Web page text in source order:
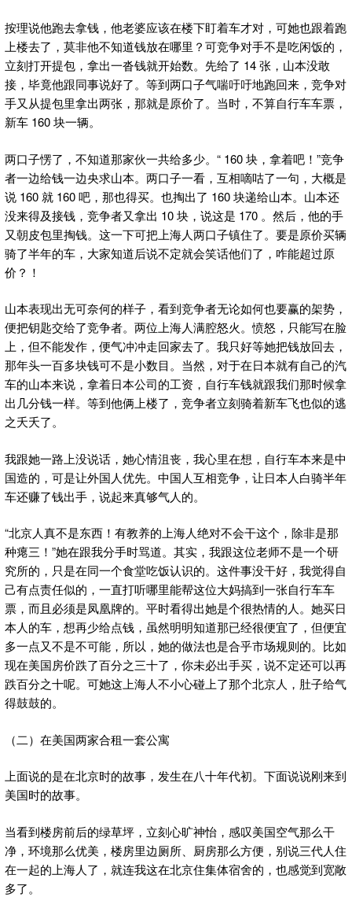
按理说他跑去拿钱，他老婆应该在楼下盯着车才对，可她也跟着跑
上楼去了，莫非他不知道钱放在哪里？可竞争对手不是吃闲饭的，
立刻打开提包，拿出一沓钱就开始数。先给了 14 张，山本没敢
接，毕竟他跟同事说好了。等到两口子气喘吁吁地跑回来，竞争对
手又从提包里拿出两张，那就是原价了。当时，不算自行车车票，
新车 160 块一辆。
两口子愣了，不知道那家伙一共给多少。“ 160 块，拿着吧！”竞争
者一边给钱一边央求山本。两口子一看，互相嘀咕了一句，大概是
说 160 就 160 吧，那也得买。也掏出了 160 块递给山本。山本还
没来得及接钱，竞争者又拿出 10 块，说这是 170 。然后，他的手
又朝皮包里掏钱。这一下可把上海人两口子镇住了。要是原价买辆
骑了半年的车，大家知道后说不定就会笑话他们了，咋能超过原
价？！
山本表现出无可奈何的样子，看到竞争者无论如何也要赢的架势，
便把钥匙交给了竞争者。两位上海人满腔怒火。愤怒，只能写在脸
上，但不能发作，便气冲冲走回家去了。我只好等她把钱放回去，
那年头一百多块钱可不是小数目。当然，对于在日本就有自己的汽
车的山本来说，拿着日本公司的工资，自行车钱就跟我们那时候拿
出几分钱一样。等到他俩上楼了，竞争者立刻骑着新车飞也似的逃
之夭夭了。
我跟她一路上没说话，她心情沮丧，我心里在想，自行车本来是中
国造的，可是让外国人优先。中国人互相竞争，让日本人白骑半年
车还赚了钱出手，说起来真够气人的。
“北京人真不是东西！有教养的上海人绝对不会干这个，除非是那
种瘪三！”她在跟我分手时骂道。其实，我跟这位老师不是一个研
究所的，只是在同一个食堂吃饭认识的。这件事没干好，我觉得自
己有点责任似的，一直打听哪里能帮这位大妈搞到一张自行车车
票，而且必须是凤凰牌的。平时看得出她是个很热情的人。她买日
本人的车，想再少给点钱，虽然明明知道那已经很便宜了，但便宜
多一点又不是不可能，所以，她的做法也是合乎市场规则的。比如
现在美国房价跌了百分之三十了，你未必出手买，说不定还可以再
跌百分之十呢。可她这上海人不小心碰上了那个北京人，肚子给气
得鼓鼓的。
（二）在美国两家合租一套公寓
上面说的是在北京时的故事，发生在八十年代初。下面说说刚来到
美国时的故事。
当看到楼房前后的绿草坪，立刻心旷神怡，感叹美国空气那么干
净，环境那么优美，楼房里边厕所、厨房那么方便，别说三代人住
在一起的上海人了，就连我这在北京住集体宿舍的，也感觉到宽敞
多了。